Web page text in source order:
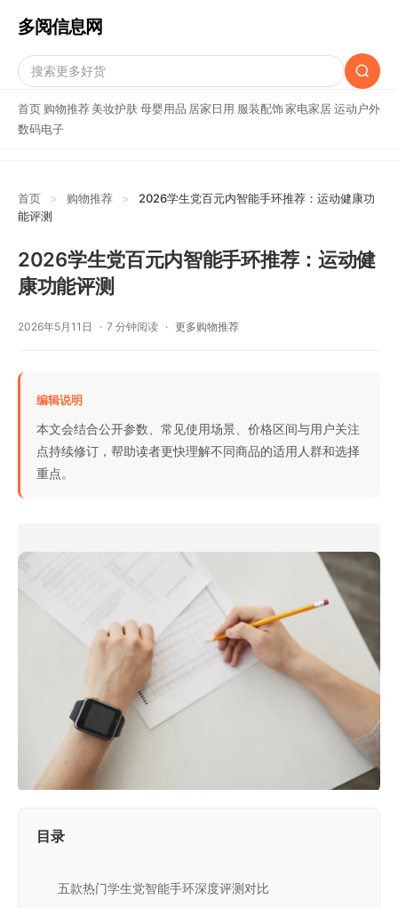
多阅信息网
首页 购物推荐 美妆护肤母婴用品 居家日用 服装配饰家电家居运动户外
数码电子
首页 > 购物推荐 >
2026学生党百元内智能手环推荐：运动健康功
能评测
2026学生党百元内智能手环推荐：运动健
康功能评测
2026年5月11日 7 分钟阅读 更多购物推荐
编辑说明
本文会结合公开参数、常见使用场景、价格区间与用户关注
点持续修订，帮助读者更快理解不同商品的适用人群和选择
重点。
目录
五款热门学生党智能手环深度评测对比